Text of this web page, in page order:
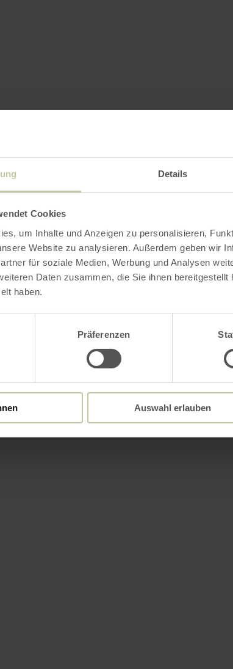
Details
Cookies
um Inhalte und Anzeigen zu personalisieren,
Website zu analysieren. Außerdem geben wir
für soziale Medien, Werbung und Analysen
Daten zusammen, die Sie ihnen
haben.
Präferenzen
Auswahl erlauben